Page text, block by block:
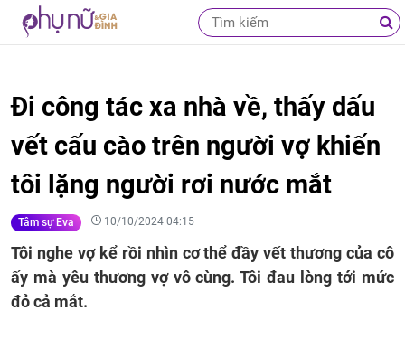
Đi công tác xa nhà về, thấy dấu
vết cấu cào trên người vợ khiến
tôi lặng người rơi nước mắt
Tâm sự Eva 10/10/2024 04:15
Tôi nghe vợ kể rồi nhìn cơ thể đầy vết thương của cô
ấy mà yêu thương vợ vô cùng. Tôi đau lòng tới mức
đỏ cả mắt.